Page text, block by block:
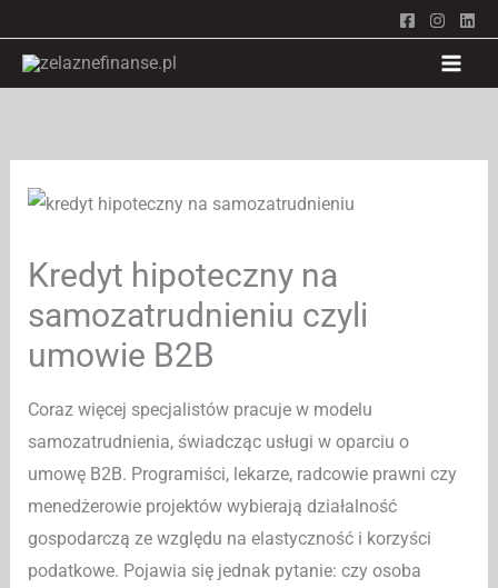
treści
Kredyt hipoteczny na
samozatrudnieniu czyli
umowie B2B
Coraz więcej specjalistów pracuje w modelu
samozatrudnienia, świadcząc usługi w oparciu o
umowę B2B. Programiści, lekarze, radcowie prawni czy
menedżerowie projektów wybierają działalność
gospodarczą ze względu na elastyczność i korzyści
podatkowe. Pojawia się jednak pytanie: czy osoba